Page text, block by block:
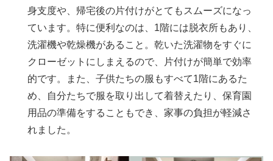
身支度や、帰宅後の片付けがとてもスムーズになっ
ています。特に便利なのは、1階には脱衣所もあり、
洗濯機や乾燥機があること。乾いた洗濯物をすぐに
クローゼットにしまえるので、片付けが簡単で効率
的です。また、子供たちの服もすべて1階にあるた
め、自分たちで服を取り出して着替えたり、保育園
用品の準備をすることもでき、家事の負担が軽減さ
れました。